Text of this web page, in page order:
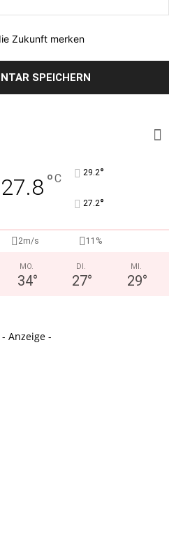
Zukunft merken
27.8°C 29.2°
27.2°
2m/s 11%
MO.
34°
DI.
27°
MI.
29°
- Anzeige -